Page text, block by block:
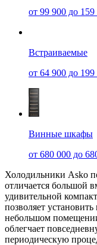
от 99 900 до 159
Встраиваемые
от 64 900 до 199
Винные шкафы
от 680 000 до
Холодильники Asko
отличается большой
удивительной
позволяет
небольшом
облегчает
периодическую